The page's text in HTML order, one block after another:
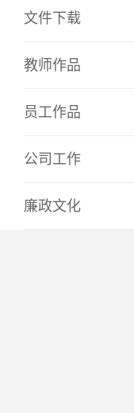
文件下载
教师作品
员工作品
公司工作
廉政文化